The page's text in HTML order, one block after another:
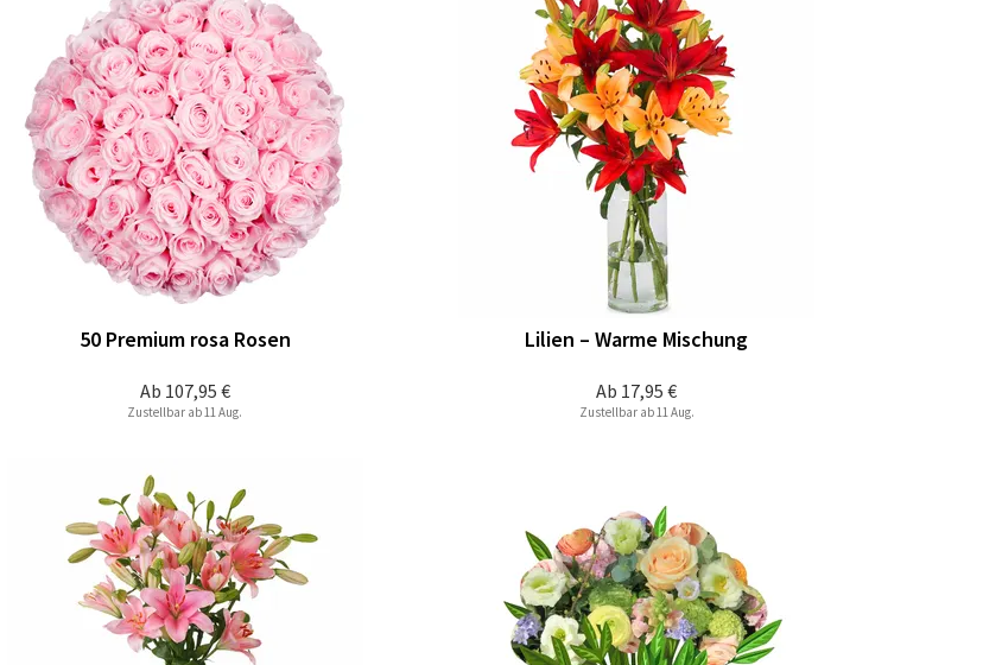
Ab 107,95 €
50 Premium rosa Rosen
Zustellbar ab 11 Aug.
Ab 17,95 €
Lilien – Warme Mischung
Zustellbar ab 11 Aug.